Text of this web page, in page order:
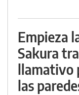
Empieza
Sakura
llamativo
las